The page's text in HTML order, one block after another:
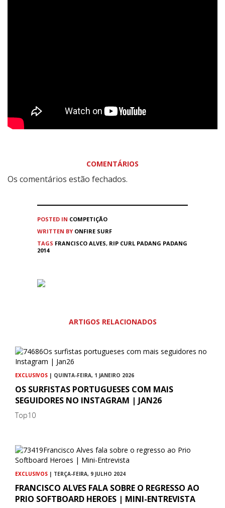
COMENTÁRIOS
Os comentários estão fechados.
POSTED IN COMPETIÇÃO
WRITTEN BY ONFIRE SURF
TAGS FRANCISCO ALVES, RIP CURL PADANG PADANG
2014
ARTIGOS RELACIONADOS
EXCLUSIVOS | QUINTA-FEIRA, 1 JANEIRO 2026
OS SURFISTAS PORTUGUESES COM MAIS
SEGUIDORES NO INSTAGRAM | JAN26
Top10
EXCLUSIVOS | TERÇA-FEIRA, 9 JULHO 2024
FRANCISCO ALVES FALA SOBRE O REGRESSO AO
PRIO SOFTBOARD HEROES | MINI-ENTREVISTA